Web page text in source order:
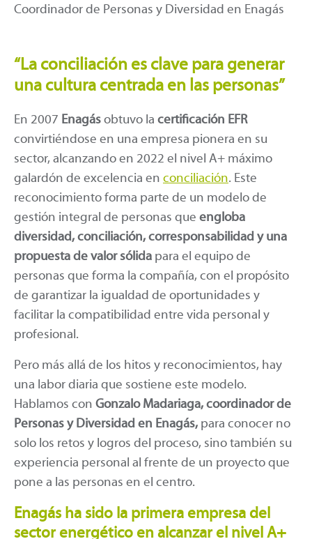
Coordinador de Personas y Diversidad en Enagás
“La conciliación es clave para generar
una cultura centrada en las personas”
En 2007 Enagásobtuvo la certificación EFR
convirtiéndose en una empresa pionera en su
sector, alcanzando en 2022 el nivel A+ máximo
galardón de excelencia en conciliación. Este
reconocimiento forma parte de un modelo de
gestión integral de personas que engloba
diversidad, conciliación, corresponsabilidad y una
propuesta de valor sólida para el equipo de
personas que forma la compañía, con el propósito
de garantizar la igualdad de oportunidades y
facilitar la compatibilidad entre vida personal y
profesional.
Pero más allá de los hitos y reconocimientos, hay
una labor diaria que sostiene este modelo.
Hablamos con Gonzalo Madariaga, coordinador de
Personas y Diversidad en Enagás, para conocer no
solo los retos y logros del proceso, sino también su
experiencia personal al frente de un proyecto que
pone a las personas en el centro.
Enagásha sido la primera empresa del
sector energético en alcanzar el nivel A+